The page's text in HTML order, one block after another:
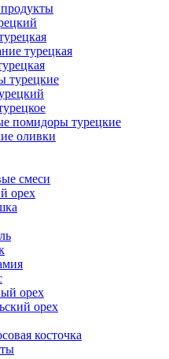
турецкая
турецкие
помидоры турецкие
оливки
смеси
орех
орех
орех
косточка